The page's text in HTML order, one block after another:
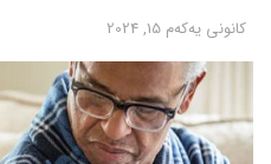
كانونی یه‌كه‌م 15, 2024